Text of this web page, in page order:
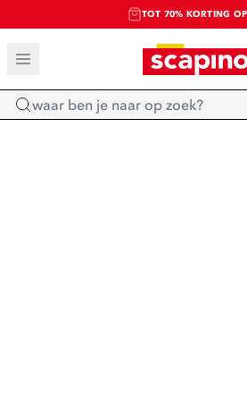
TOT 70% KORTING
SALE: LAATSTE
SHOP NIEUW
Home